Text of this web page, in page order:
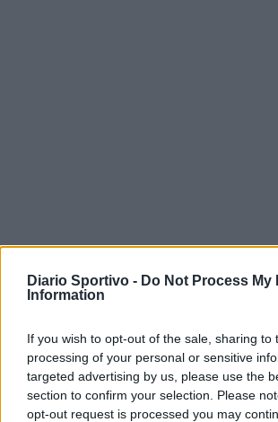
Diario Sportivo - Do Not Process My
Information
If you wish to opt-out of the sale, sharing to
processing of your personal or sensitive
targeted advertising by us, please use the
section to confirm your selection. Please
opt-out request is processed you may
Cabrera, Tesio,
giovani tra i…
7 Ago 2026
Per Carbonia e Olbia si